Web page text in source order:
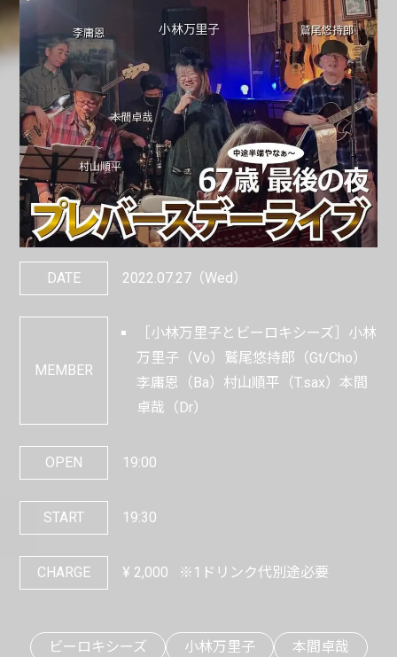
DATE 2022.07.27（Wed）
MEMBER
［小林万里子とビーロキシーズ］小林
万里子（Vo）鷲尾悠持郎（Gt/Cho）
李庸恩（Ba）村山順平（T.sax）本間
卓哉（Dr）
OPEN 19:00
START 19:30
CHARGE ¥ 2,000 ※1ドリンク代別途必要
ビーロキシーズ 小林万里子
本間卓哉